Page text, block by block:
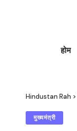
होम
Hindustan Rah >
मुख्यमंत्री